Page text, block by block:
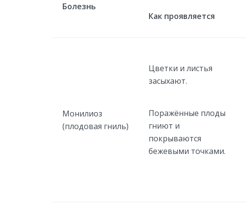
Болезнь
Как проявляется
Монилиоз
(плодовая гниль)
Цветки и листья
засыхают.
Поражённые плоды
гниют и
покрываются
бежевыми точками.